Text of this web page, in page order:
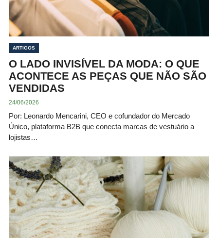
ARTIGOS
O LADO INVISÍVEL DA MODA: O QUE
ACONTECE AS PEÇAS QUE NÃO SÃO
VENDIDAS
24/06/2026
Por: Leonardo Mencarini, CEO e cofundador do Mercado
Único, plataforma B2B que conecta marcas de vestuário a
lojistas…